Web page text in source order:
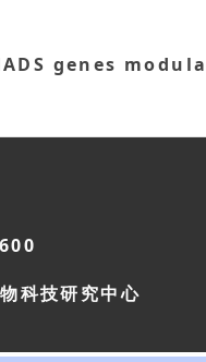
genes
科技研究中心